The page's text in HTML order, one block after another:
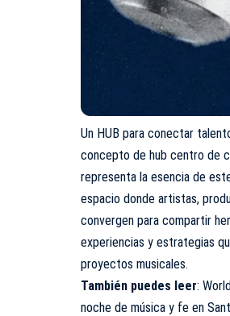
Un HUB para conectar
concepto de hub centro de
representa la esencia de
espacio donde artistas,
convergen para compartir
experiencias y estrategias
proyectos musicales.
También puedes leer:
noche de música y fe en